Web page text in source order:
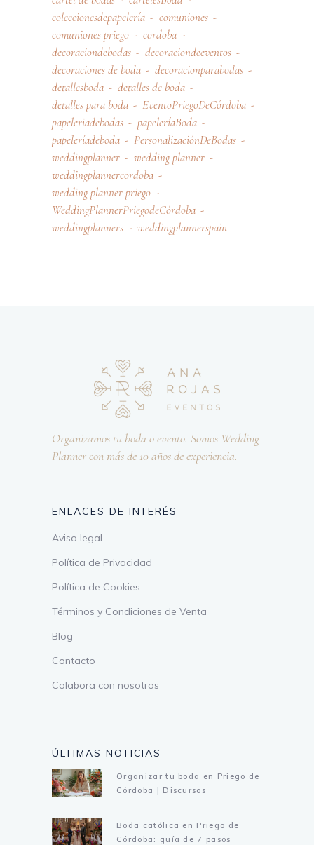
coleccionesdepapelería
comuniones
comuniones priego
cordoba
decoraciondebodas
decoraciondeeventos
decoraciones de boda
decoracionparabodas
detallesboda
detalles de boda
detalles para boda
EventoPriegoDeCórdoba
papeleriadebodas
papeleríaBoda
papeleríadeboda
PersonalizaciónDeBodas
weddingplanner
wedding planner
weddingplannercordoba
wedding planner priego
WeddingPlannerPriegodeCórdoba
weddingplanners
weddingplannerspain
Organizamos tu boda o evento. Somos Wedding
Planner con más de 10 años de experiencia.
ENLACES DE INTERÉS
Aviso legal
Política de Privacidad
Política de Cookies
Términos y Condiciones de Venta
Blog
Contacto
Colabora con nosotros
ÚLTIMAS NOTICIAS
Organizar tu boda en Priego de
Córdoba | Discursos
Boda católica en Priego de
Córdoba: guía de 7 pasos